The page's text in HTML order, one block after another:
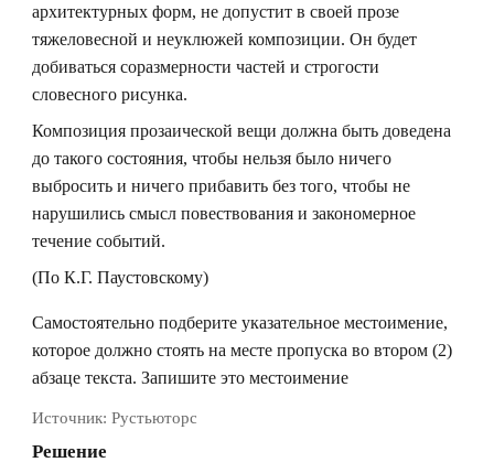
архитектурных форм, не допустит в своей прозе
тяжеловесной и неуклюжей композиции. Он будет
добиваться соразмерности частей и строгости
словесного рисунка.
Композиция прозаической вещи должна быть доведена
до такого состояния, чтобы нельзя было ничего
выбросить и ничего прибавить без того, чтобы не
нарушились смысл повествования и закономерное
течение событий.
(По К.Г. Паустовскому)
Самостоятельно подберите указательное местоимение,
которое должно стоять на месте пропуска во втором (2)
абзаце текста. Запишите это местоимение
Источник: Рустьюторс
Решение